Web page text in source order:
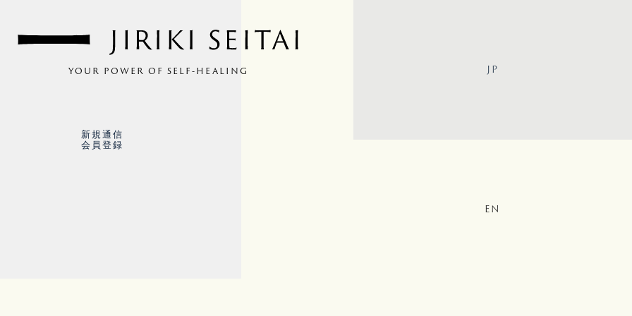
YOUR POWER OF SELF-HEALING
新規通信
会員登録
JP
EN